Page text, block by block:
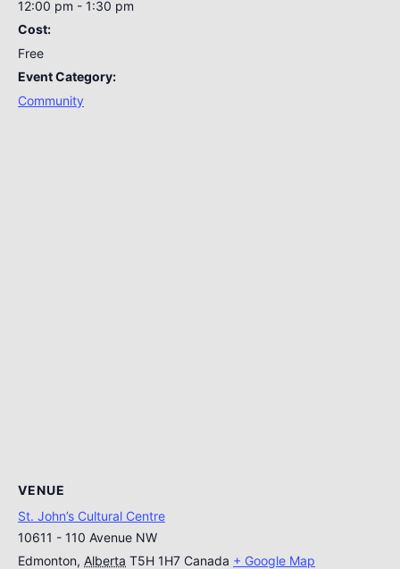
12:00 pm - 1:30 pm
Cost:
Free
Event Category:
Community
VENUE
St. John’s Cultural Centre
10611 - 110 Avenue NW
Edmonton, Alberta T5H 1H7 Canada + Google Map